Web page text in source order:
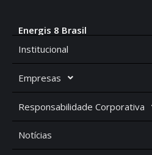
Energis 8 Brasil
Institucional
Empresas
Responsabilidade Corporativa
Notícias